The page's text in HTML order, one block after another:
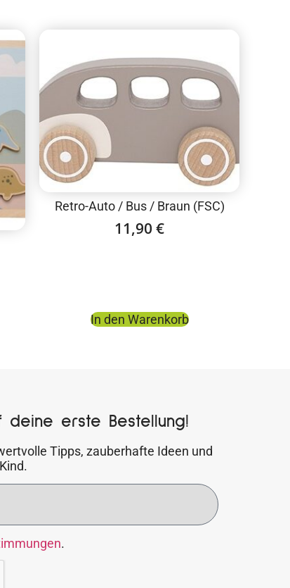
Retro-Auto / Bus / Braun (FSC)
11,90 €
In den Warenkorb
deine erste Bestellung!
Tipps, zauberhafte Ideen und
.